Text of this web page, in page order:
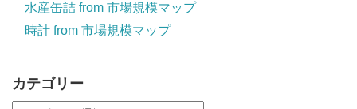
水産缶詰 from 市場規模マップ
時計 from 市場規模マップ
カテゴリー